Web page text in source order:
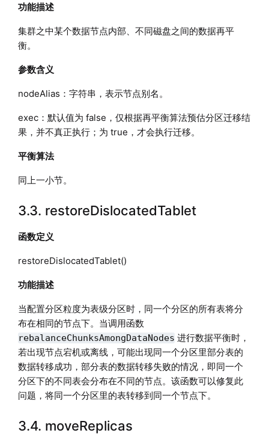
功能描述
集群之中某个数据节点内部、不同磁盘之间的数据再平
衡。
参数含义
nodeAlias：字符串，表示节点别名。
exec：默认值为 false，仅根据再平衡算法预估分区迁移结
果，并不真正执行；为 true，才会执行迁移。
平衡算法
同上一小节。
3.3. restoreDislocatedTablet
函数定义
restoreDislocatedTablet()
功能描述
当配置分区粒度为表级分区时，同一个分区的所有表将分
布在相同的节点下。当调用函数
rebalanceChunksAmongDataNodes 进行数据平衡时，
若出现节点宕机或离线，可能出现同一个分区里部分表的
数据转移成功，部分表的数据转移失败的情况，即同一个
分区下的不同表会分布在不同的节点。该函数可以修复此
问题，将同一个分区里的表转移到同一个节点下。
3.4. moveReplicas